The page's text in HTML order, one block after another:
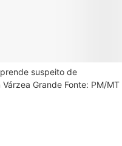
suspeito de
Grande Fonte: PM/MT